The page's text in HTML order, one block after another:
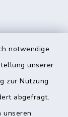
notwendige
unserer
zur Nutzung
abgefragt.
unseren